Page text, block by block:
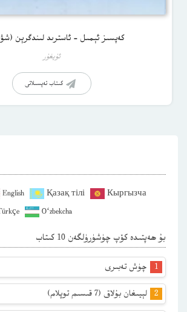
كەپسىز ئېمىل – ئاسترىد لىندگرېن
ئۇيغۇر
كىتاب تەپسىلاتى
English Қазақ тілі
Кыргызча
O‘zbekcha
بۇ ھەپتىدە كۆپ چۈشۈرۈلگەن 10 كىتاب
چۈش تەبىرى
لېيىغان بۇلاق (7 قىسىم توپلام)